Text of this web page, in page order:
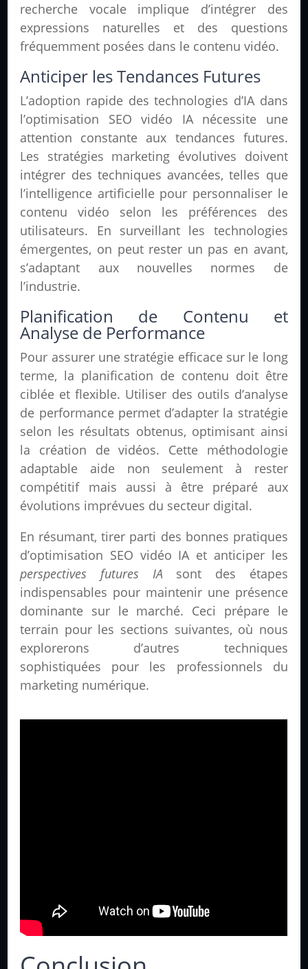
recherche vocale implique d’intégrer des
expressions naturelles et des questions
fréquemment posées dans le contenu vidéo.
Anticiper les Tendances Futures
L’adoption rapide des technologies d’IA dans
l’optimisation SEO vidéo IA nécessite une
attention constante aux tendances futures.
Les stratégies marketing évolutives doivent
intégrer des techniques avancées, telles que
l’intelligence artificielle pour personnaliser le
contenu vidéo selon les préférences des
utilisateurs. En surveillant les technologies
émergentes, on peut rester un pas en avant,
s’adaptant aux nouvelles normes de
l’industrie.
Planification de Contenu et
Analyse de Performance
Pour assurer une stratégie efficace sur le long
terme, la planification de contenu doit être
ciblée et flexible. Utiliser des outils d’analyse
de performance permet d’adapter la stratégie
selon les résultats obtenus, optimisant ainsi
la création de vidéos. Cette méthodologie
adaptable aide non seulement à rester
compétitif mais aussi à être préparé aux
évolutions imprévues du secteur digital.
En résumant, tirer parti des bonnes pratiques
d’optimisation SEO vidéo IA et anticiper les
perspectives futures IA sont des étapes
indispensables pour maintenir une présence
dominante sur le marché. Ceci prépare le
terrain pour les sections suivantes, où nous
explorerons d’autres techniques
sophistiquées pour les professionnels du
marketing numérique.